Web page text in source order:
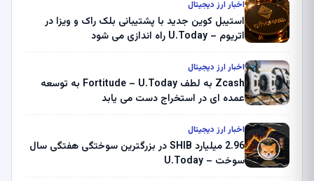
اخبار ارز دیجیتال
استیبل کوین جدید با پشتیبانی بلک راک و ویزا در
اتریوم – U.Today راه اندازی می شود
اخبار ارز دیجیتال
Zcash به لطف Fortitude – U.Today به توسعه
عمده ای در استخراج دست می یابد
اخبار ارز دیجیتال
2.96 میلیارد SHIB در بزرگترین سوختگی هفتگی سال
سوخت – U.Today